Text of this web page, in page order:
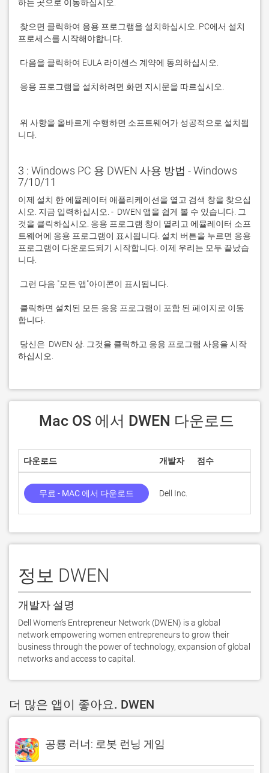
니다.
3 : Windows PC 용 DWEN 사용 방법 - Windows
7/10/11
이제 설치 한 에뮬레이터 애플리케이션을 열고 검색 창을 찾으십
시오. 지금 입력하십시오. -  DWEN 앱을 쉽게 볼 수 있습니다. 그
것을 클릭하십시오. 응용 프로그램 창이 열리고 에뮬레이터 소프
트웨어에 응용 프로그램이 표시됩니다. 설치 버튼을 누르면 응용
프로그램이 다운로드되기 시작합니다. 이제 우리는 모두 끝났습
하십시오.
Mac OS 에서 DWEN 다운로드
다운로드 개발자 점수
무료 - MAC 에서 다운로드 Dell Inc.
정보 DWEN
개발자 설명
Dell Women’s Entrepreneur Network (DWEN) is a global
network empowering women entrepreneurs to grow their
business through the power of technology, expansion of global
networks and access to capital.
더 많은 앱이 좋아요. DWEN
공룡 러너: 로봇 런닝 게임